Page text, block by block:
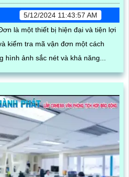
5/12/2024 11:43:57 AM
là một thiết bị hiện đại và tiện lợi
kiểm tra mã vận đơn một cách
lượng hình ảnh sắc nét và khả năng...